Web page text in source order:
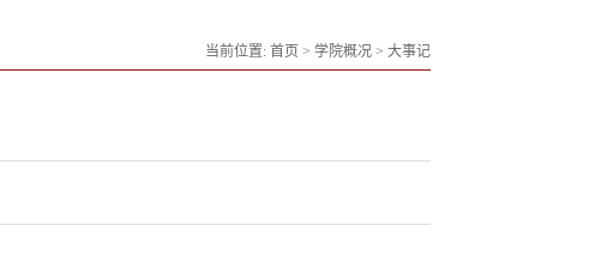
当前位置: 首页 > 学院概况 > 大事记